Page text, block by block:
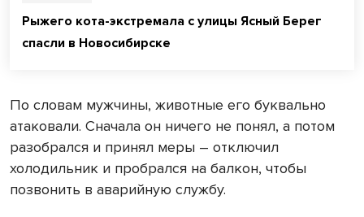
Рыжего кота-экстремала с улицы Ясный Берег
спасли в Новосибирске
По словам мужчины, животные его буквально
атаковали. Сначала он ничего не понял, а потом
разобрался и принял меры – отключил
холодильник и пробрался на балкон, чтобы
позвонить в аварийную службу.